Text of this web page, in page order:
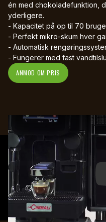
én med chokoladefunktion,
yderligere.
- Kapacitet på op til 70
- Perfekt mikro-skum hver
- Automatisk
- Fungerer med fast
ANMOD OM PRIS